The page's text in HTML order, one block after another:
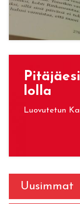
lol­la
Luovutetun
Uusimmat